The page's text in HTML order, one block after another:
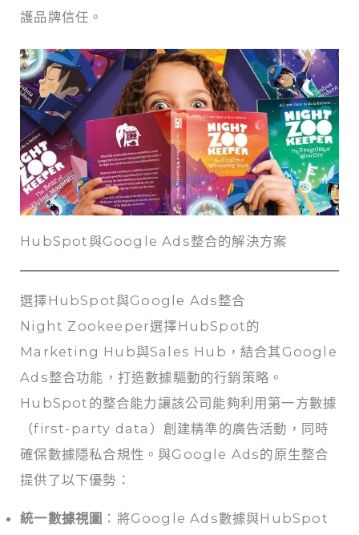
護品牌信任。
HubSpot與Google Ads整合的解決方案
選擇HubSpot與Google Ads整合
Night Zookeeper選擇HubSpot的
Marketing Hub與Sales Hub，結合其Google
Ads整合功能，打造數據驅動的行銷策略。
HubSpot的整合能力讓該公司能夠利用第一方數據
（first-party data）創建精準的廣告活動，同時
確保數據隱私合規性。與Google Ads的原生整合
提供了以下優勢：
統一數據視圖 ：將Google Ads數據與HubSpot